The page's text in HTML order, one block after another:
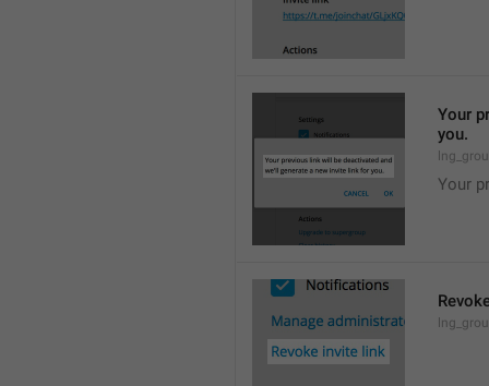
Your
you.
Your